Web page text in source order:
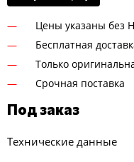
Цены указаны без
Бесплатная
Только
Срочная поставка
Под заказ
Технические данные